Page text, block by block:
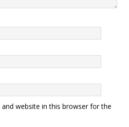
website in this browser for the